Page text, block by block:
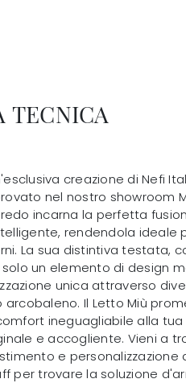
TECNICA
creazione di Nefi
nel nostro showroom
incarna la perfetta
rendendola ideale
La sua distintiva testata,
solo un elemento di design
unica attraverso
Il Letto Miù
ineguagliabile alla
e accogliente. Vieni a
e personalizzazione
per trovare la soluzione